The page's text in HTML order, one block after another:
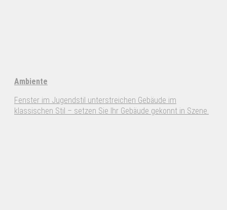
Ambiente
Fenster im Jugendstil unterstreichen Gebäude im
klassischen Stil – setzen Sie Ihr Gebäude gekonnt in Szene.